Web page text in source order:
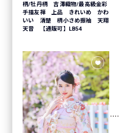
柄/牡丹柄 吉澤織物/最高級金彩
手描友禅 上品 きれいめ かわ
いい 清楚 柄小さめ振袖 天翔
天音 【通販可】LB54